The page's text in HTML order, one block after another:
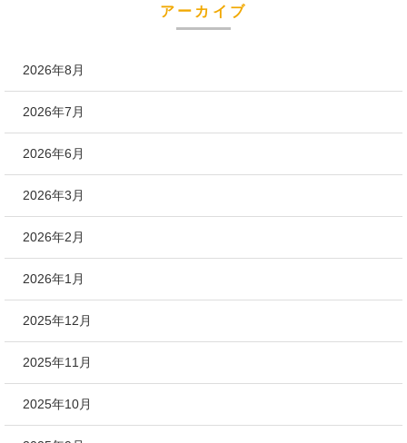
アーカイブ
2026年8月
2026年7月
2026年6月
2026年3月
2026年2月
2026年1月
2025年12月
2025年11月
2025年10月